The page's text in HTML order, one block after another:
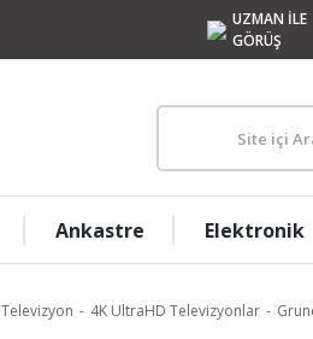
UZMAN İLE
GÖRÜŞ
Ankastre Elektronik
Televizyon 4K UltraHD Televizyonlar